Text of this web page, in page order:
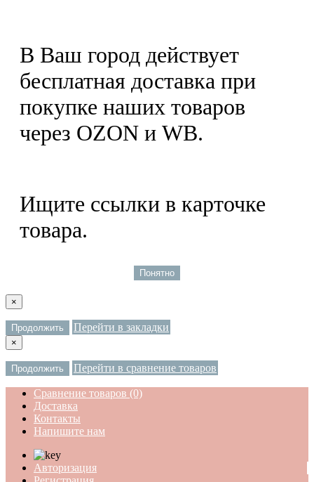
В Ваш город действует
бесплатная доставка при
покупке наших товаров
через OZON и WB.
Ищите ссылки в карточке
товара.
Понятно
×
Продолжить Перейти в закладки
×
Продолжить Перейти в сравнение товаров
Сравнение товаров (0)
Доставка
Контакты
Напишите нам
Авторизация